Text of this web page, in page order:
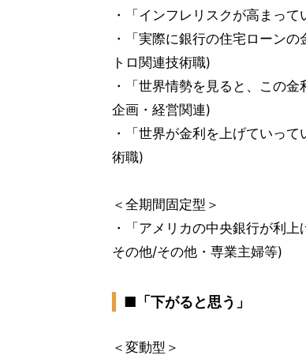
・「インフレリスクが高まっ
・「実際に銀行の住宅ローン
トロ関連技術職)
・「世界情勢を見ると、この
企画・経営関連)
・「世界が金利を上げていっ
術職)
＜全期間固定型＞
・「アメリカの中央銀行が利
その他/その他・専業主婦等)
■「下がると思う」
＜変動型＞